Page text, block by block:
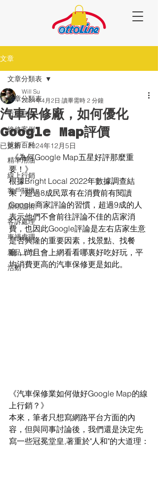
文章
文章分類表
市場訊息
維修案例
技術百科
精準用油
線上行銷
客戶關懷
店頭話術
客訴處理
車禍處理
新品上市
活動
文章分類表
汽車保修廠，如何優化
Google Map評價
Will Su
2024年4月2日 讀畢需時 2 分鐘
已更新：2024年12月5日
《為何Google Map五星好評那麼重
要！》
根據Bright Local 2022年數據調查結
果，超過8成民眾有在消費前有閱讀
Google商家評論的習慣，超過9成的人
表示他們不會前往評論不佳的店家消
費，也因此Google評論是左右店家生意
是否興隆的重要因素，找景點、找餐
廳，尚且會上網看看哪裏好吃好玩，平
均消費更高的汽車保修更是如此。
《汽車保修業如何做好Google Map的線
上行銷？》
本來，筆者只想寫網路平台方面的內
容，但與同事討論後，我們還是決定先
寫一些冠冕堂皇,著重於"人和"的大道理：